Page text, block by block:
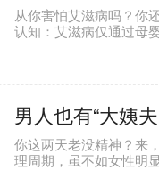
从你害怕艾滋病吗？你
认知：艾滋病仅通过母
早治疗可如常生活。他
男人也有“大姨
你这两天老没精神？来
理周期，虽不如女性明